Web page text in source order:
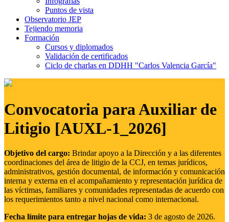
Puntos de vista
Observatorio JEP
Tejiendo memoria
Formación
Cursos y diplomados
Validación de certificados
Ciclo de charlas en DDHH "Carlos Valencia García"
Convocatoria para Auxiliar de
Litigio [AUXL-1_2026]
Objetivo del cargo: Brindar apoyo a la Dirección y a las diferentes
coordinaciones del área de litigio de la CCJ, en temas jurídicos,
administrativos, gestión documental, de información y comunicación
interna y externa en el acompañamiento y representación jurídica de
las víctimas, familiares y comunidades representadas de acuerdo con
los requerimientos tanto a nivel nacional como internacional.
Fecha límite para entregar hojas de vida: 3 de agosto de 2026.